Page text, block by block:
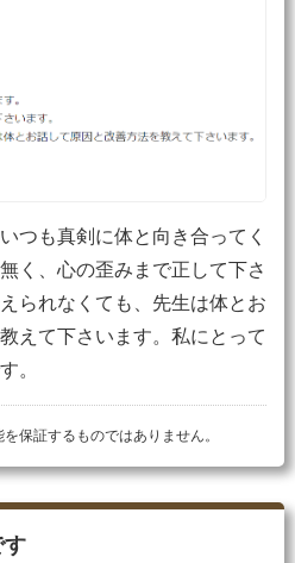
つも真剣に体と向き合ってく
く、心の歪みまで正して下さ
られなくても、先生は体とお
えて下さいます。私にとって
。
保証するものではありません。
す